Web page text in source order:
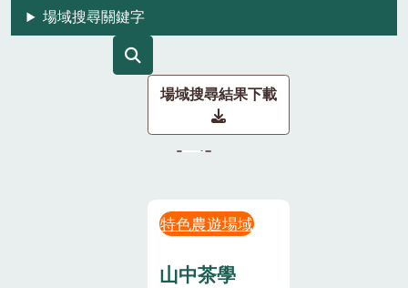
場域搜尋關鍵字
場域搜尋結果下載
特色農遊場域
山中茶學